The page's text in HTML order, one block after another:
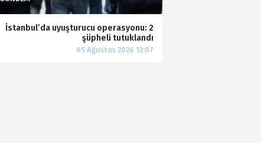
İstanbul’da uyuşturucu operasyonu: 2
şüpheli tutuklandı